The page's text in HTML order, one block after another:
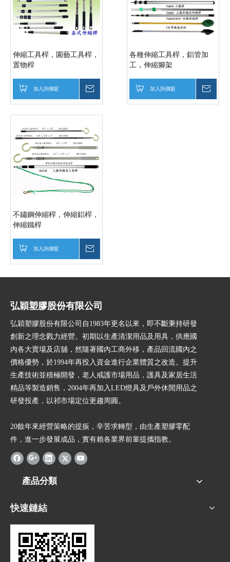
伸縮工具桿，園藝工具桿，
置物桿
加入詢價籃
各種伸縮工具桿，鋁管加
工，伸縮腳架
加入詢價籃
不鏽鋼伸縮桿，伸縮鋁桿，
伸縮鐵桿
加入詢價籃
弘穎塑膠股份有限公司
弘穎塑膠股份有限公司自1983年更名以來，即不斷秉持研發
創新之理念戮力經營。初期以生產清潔用品及用具，供應國
內各大賣場及店舖，然隨著國內工商外移，產品回流國內之
價格優勢，於1994年再投入資金進行企業體質之改造。提升
生產技術並積極開發，老人戒護市場用品，護具及家居生活
精品等製造銷售，2004年再加入LED燈具及戶外休閒用品之
研發投產，以祁市場定位更趨周圓。
20餘年來經營策略的提振，辛苦求轉型，由生產塑膠零配
件，進一步發展成品，實有賴各業界前輩提攜指教。
產品分類
快速鏈結